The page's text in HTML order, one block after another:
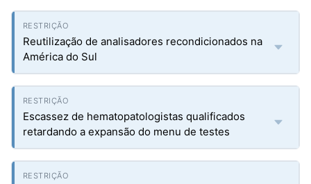
Reutilização de analisadores recondicionados na
América do Sul
Escassez de hematopatologistas qualificados
retardando a expansão do menu de testes